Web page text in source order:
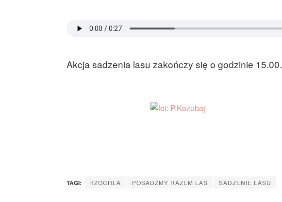
Akcja sadzenia lasu zakończy się o godzinie 15.00.
TAGI: H2OCHLA POSADŹMY RAZEM LAS SADZENIE LASU